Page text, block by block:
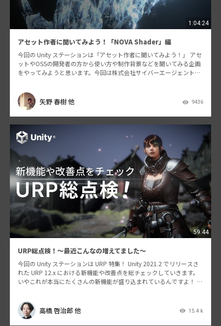
1:04:24
アセット作者に聞いてみよう！「NOVA Shader」編
今回の Unity ステーションは「アセット作者に聞いてみよう！」 アセ
ットやOSSの開発者の方から使い方や制作背景などを聞いてみる企画
をやってみようと思います。今回は株式会社サイバーエージェントさ
矢野 春樹 他 9436
59:44
URP総点検！〜最近こんなの増えてました〜
今回の Unity ステーションは URP 特集！ Unity 2021.2 でリリースさ
れた URP 12.x における新機能や改善点を総チェックしていきます。
いやこれが本当にたくさんの新機能が盛り込まれているんですよ！ U
高橋 啓治郎 他 15.4 k